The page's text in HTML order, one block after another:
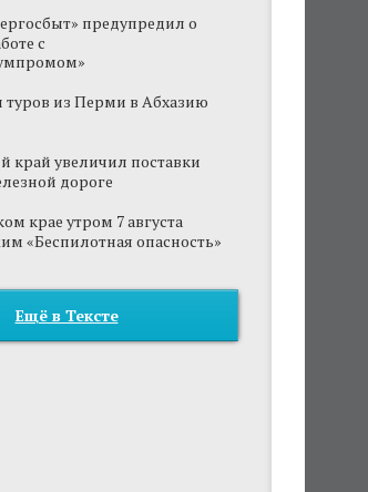
предупредил о
с
из Перми в Абхазию
край увеличил поставки
дороге
крае утром 7 августа
«Беспилотная опасность»
Ещё в Тексте